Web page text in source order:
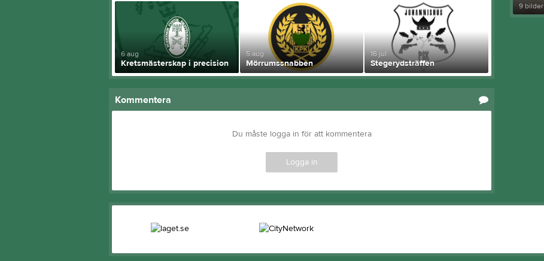
6 aug
Kretsmästerskap i precision
5 aug
Mörrumssnabben
16 jul
Stegerydsträffen
Kommentera
Du måste logga in för att kommentera
Logga in
9 bilder